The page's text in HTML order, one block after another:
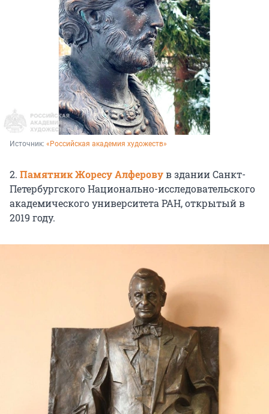
Источник: «Российская академия художеств»
2. Памятник Жоресу Алферовув здании Санкт-
Петербургского Национально-исследовательского
академического университета РАН, открытый в
2019 году.